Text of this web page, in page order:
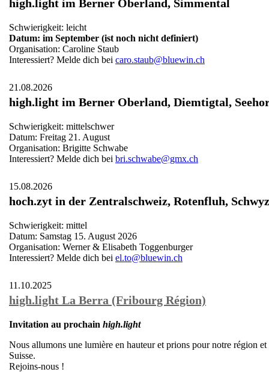
high.light im Berner Oberland, Simmental
Schwierigkeit: leicht
Datum: im September (ist noch nicht definiert)
Organisation: Caroline Staub
Interessiert? Melde dich bei caro.staub@bluewin.ch
21.08.2026
high.light im Berner Oberland, Diemtigtal,
Schwierigkeit: mittelschwer
Datum: Freitag 21. August
Organisation: Brigitte Schwabe
Interessiert? Melde dich bei bri.schwabe@gmx.ch
15.08.2026
hoch.zyt in der Zentralschweiz, Rotenfluh, Schwyz
Schwierigkeit: mittel
Datum: Samstag 15. August 2026
Organisation: Werner & Elisabeth Toggenburger
Interessiert? Melde dich bei el.to@bluewin.ch
11.10.2025
high.light La Berra (Fribourg Région)
Invitation au prochain high.light
Nous allumons une lumière en hauteur et prions pour notre région
Suisse.
Rejoins-nous !